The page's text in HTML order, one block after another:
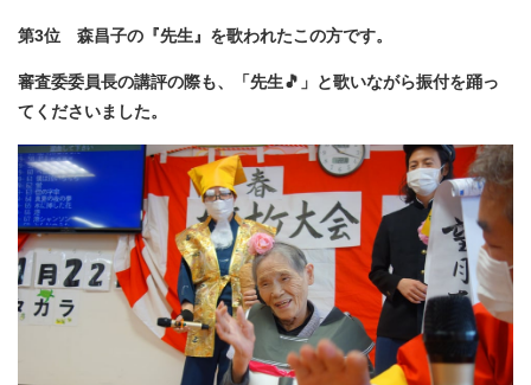
第3位 森昌子の『先生』を歌われたこの方です。
審査委委員長の講評の際も、「先生🎵」と歌いながら振付を踊っ
てくださいました。